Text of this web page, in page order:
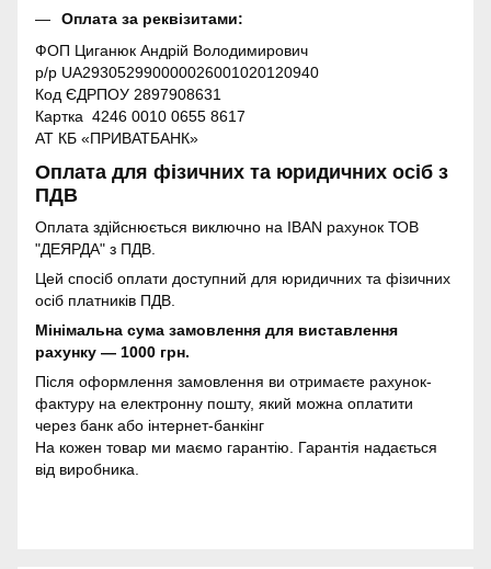
Оплата за реквізитами:
ФОП Циганюк Андрій Володимирович
р/р UA293052990000026001020120940
Код ЄДРПОУ 2897908631
Картка 4246 0010 0655 8617
АТ КБ «ПРИВАТБАНК»
Оплата для фізичних та юридичних осіб з
ПДВ
Оплата здійснюється виключно на IBAN рахунок ТОВ
"ДЕЯРДА" з ПДВ.
Цей спосіб оплати доступний для юридичних та фізичних
осіб платників ПДВ.
Мінімальна сума замовлення для виставлення
рахунку — 1000 грн.
Після оформлення замовлення ви отримаєте рахунок-
фактуру на електронну пошту, який можна оплатити
через банк або інтернет-банкінг
На кожен товар ми маємо гарантію. Гарантія надається
від виробника.